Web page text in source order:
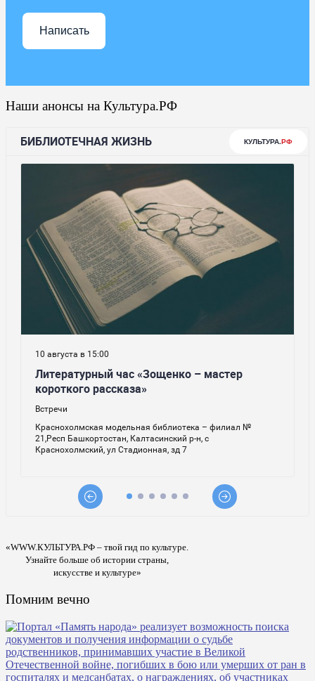
Написать
Наши анонсы на Культура.РФ
«WWW.КУЛЬТУРА.РФ – твой гид по культуре.
Узнайте больше об истории страны,
искусстве и культуре»
Помним вечно